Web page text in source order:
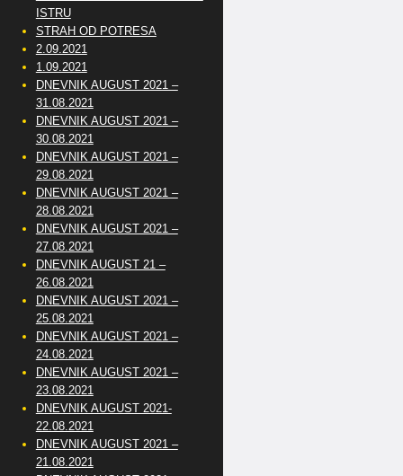
ISTRU
STRAH OD POTRESA
2.09.2021
1.09.2021
DNEVNIK AUGUST 2021 –
31.08.2021
DNEVNIK AUGUST 2021 –
30.08.2021
DNEVNIK AUGUST 2021 –
29.08.2021
DNEVNIK AUGUST 2021 –
28.08.2021
DNEVNIK AUGUST 2021 –
27.08.2021
DNEVNIK AUGUST 21 –
26.08.2021
DNEVNIK AUGUST 2021 –
25.08.2021
DNEVNIK AUGUST 2021 –
24.08.2021
DNEVNIK AUGUST 2021 –
23.08.2021
DNEVNIK AUGUST 2021-
22.08.2021
DNEVNIK AUGUST 2021 –
21.08.2021